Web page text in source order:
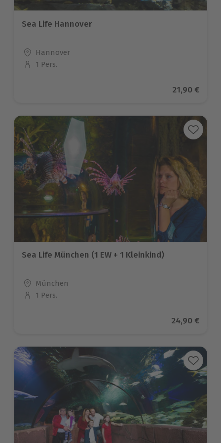
Sea Life Hannover
Standort
Hannover
Anzahl der Teilnehmer
1 Pers.
Aktueller
21,90 €
Sea Life München (1 EW + 1 Kleinkind)
Standort
München
Anzahl der Teilnehmer
1 Pers.
Aktueller
24,90 €